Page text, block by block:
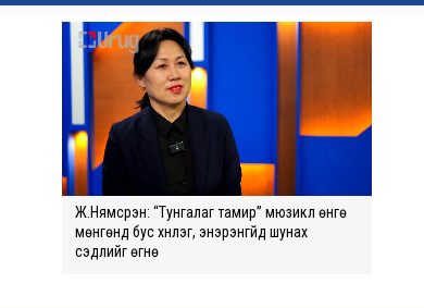
Ж.Нямсүрэн: “Тунгалаг тамир” мюзикл өнгө
мөнгөнд бус хүнлэг, энэрэнгүйд шунах
сэдлийг өгнө